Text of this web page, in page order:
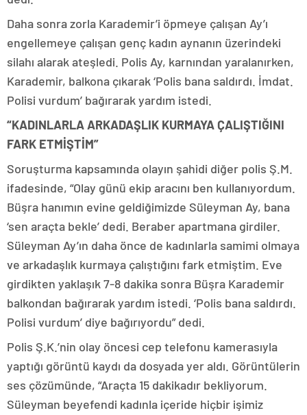
Daha sonra zorla Karademir’i öpmeye çalışan Ay’ı
engellemeye çalışan genç kadın aynanın üzerindeki
silahı alarak ateşledi. Polis Ay, karnından yaralanırken,
Karademir, balkona çıkarak ‘Polis bana saldırdı. İmdat.
Polisi vurdum’ bağırarak yardım istedi.
“KADINLARLA ARKADAŞLIK KURMAYA ÇALIŞTIĞINI
FARK ETMİŞTİM”
Soruşturma kapsamında olayın şahidi diğer polis Ş.M.
ifadesinde, “Olay günü ekip aracını ben kullanıyordum.
Büşra hanımın evine geldiğimizde Süleyman Ay, bana
‘sen araçta bekle’ dedi. Beraber apartmana girdiler.
Süleyman Ay’ın daha önce de kadınlarla samimi olmaya
ve arkadaşlık kurmaya çalıştığını fark etmiştim. Eve
girdikten yaklaşık 7-8 dakika sonra Büşra Karademir
balkondan bağırarak yardım istedi. ‘Polis bana saldırdı.
Polisi vurdum’ diye bağırıyordu” dedi.
Polis Ş.K.’nin olay öncesi cep telefonu kamerasıyla
yaptığı görüntü kaydı da dosyada yer aldı. Görüntülerin
ses çözümünde, “Araçta 15 dakikadır bekliyorum.
Süleyman beyefendi kadınla içeride hiçbir işimiz